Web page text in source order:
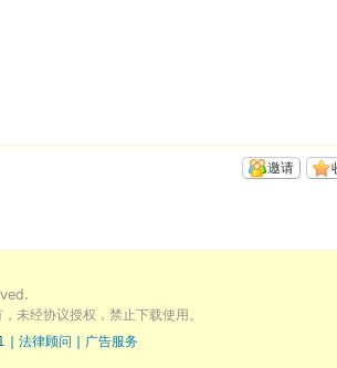
邀请
未经协议授权，禁止下载使用。
法律顾问 广告服务